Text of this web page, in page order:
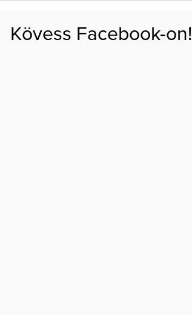
SZÍVEDDEL!
HOGYAN!
Kövess Facebook-on!